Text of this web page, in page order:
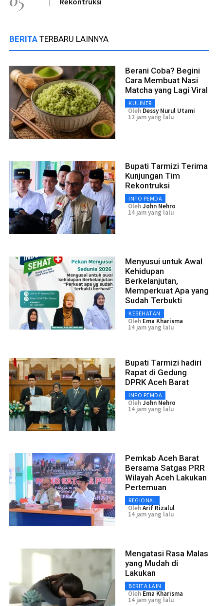
BERITA TERBARU LAINNYA
Berani Coba? Begini
Cara Membuat Nasi
Matcha yang Lagi Viral
KULINER
Oleh Dessy Nurul Utami
12 jam yang lalu
Bupati Tarmizi Terima
Kunjungan Tim
Rekontruksi
INFO PEMDA
OlehJohn Nehro
14 jam yang lalu
Menyusui untuk Awal
Kehidupan
Berkelanjutan,
Memperkuat Apa yang
Sudah Terbukti
KESEHATAN
Oleh Ema Kharisma
14 jam yang lalu
Bupati Tarmizi hadiri
Rapat di Gedung
DPRK Aceh Barat
INFO PEMDA
OlehJohn Nehro
14 jam yang lalu
Pemkab Aceh Barat
Bersama Satgas PRR
Wilayah Aceh Lakukan
Pertemuan
REGIONAL
OlehArif Rizalul
14 jam yang lalu
Mengatasi Rasa Malas
yang Mudah di
Lakukan
BERITA LAIN
Oleh Ema Kharisma
14 jam yang lalu